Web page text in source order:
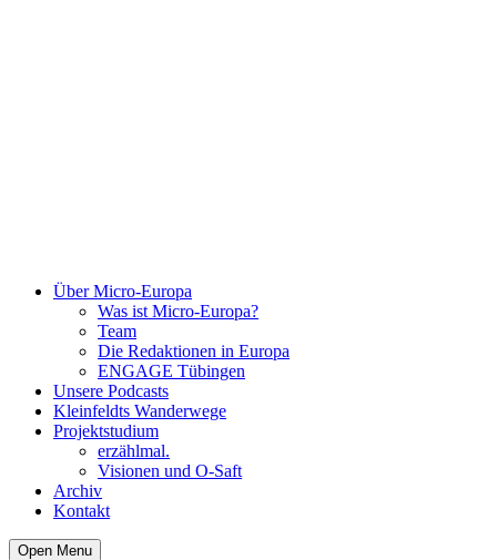
Über Micro-Europa
Was ist Micro-Europa?
Team
Die Redaktionen in Europa
ENGAGE Tübingen
Unsere Podcasts
Kleinfeldts Wanderwege
Projektstudium
erzählmal.
Visionen und O-Saft
Archiv
Kontakt
Open Menu